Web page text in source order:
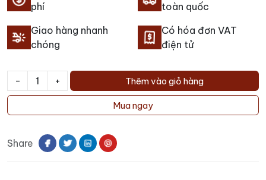
phí
toàn quốc
Giao hàng nhanh
chóng
Có hóa đơn VAT
điện tử
-
Rượu
Henri
Petit
+ Thêm vào giỏ hàng
Mua ngay
Share